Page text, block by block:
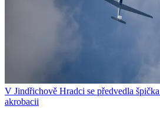
V Jindřichově Hradci se předvedla
akrobacii